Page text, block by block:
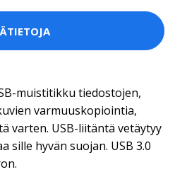
muistitikku tiedostojen,
varmuuskopiointia,
varten. USB-liitäntä vetäytyy
sille hyvän suojan. USB 3.0